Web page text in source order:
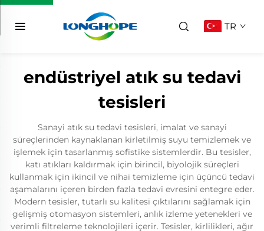
TR
endüstriyel atık su tedavi
tesisleri
Sanayi atık su tedavi tesisleri, imalat ve sanayi
süreçlerinden kaynaklanan kirletilmiş suyu temizlemek ve
işlemek için tasarlanmış sofistike sistemlerdir. Bu tesisler,
katı atıkları kaldırmak için birincil, biyolojik süreçleri
kullanmak için ikincil ve nihai temizleme için üçüncü tedavi
aşamalarını içeren birden fazla tedavi evresini entegre eder.
Modern tesisler, tutarlı su kalitesi çıktılarını sağlamak için
gelişmiş otomasyon sistemleri, anlık izleme yetenekleri ve
verimli filtreleme teknolojileri içerir. Tesisler, kirlilikleri, ağır